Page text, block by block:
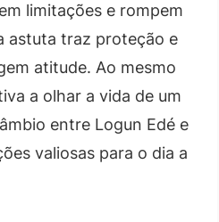
limitações e rompem
astuta traz proteção e
atitude. Ao mesmo
a olhar a vida de um
entre Logun Edé e
valiosas para o dia a